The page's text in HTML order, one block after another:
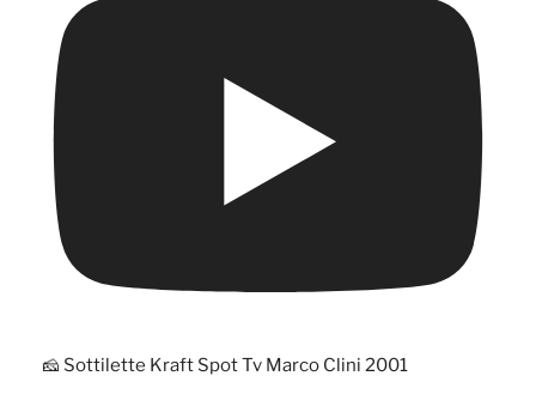
🧀 Sottilette Kraft Spot Tv Marco Clini 2001